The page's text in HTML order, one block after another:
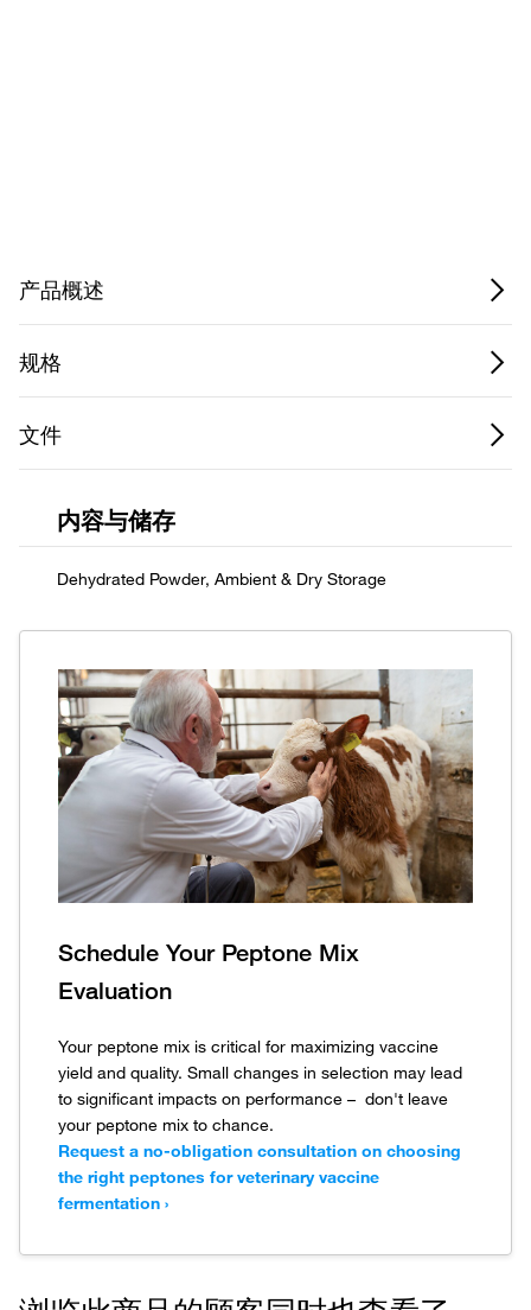
产品概述
规格
文件
内容与储存
Schedule Your Peptone Mix
Evaluation
Your peptone mix is critical for maximizing vaccine
yield and quality. Small changes in selection may lead
to significant impacts on performance – don't leave
your peptone mix to chance.
Request a no-obligation consultation on choosing
the right peptones for veterinary vaccine
fermentation ›